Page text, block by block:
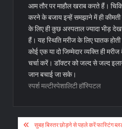
आम तौर पर माहौल खराब करते हैं।
करने के बजाय इन्हें समझाने में ही
के लिए ही कुछ अस्पताल ज्यादा भीड़
हैं। यह स्थिति मरीज के लिए घातक
कोई एक या दो जिम्मेदार व्यक्ति ही
चर्चा करें। डॉक्टर को जल्द से जल्द
जान बचाई जा सके।
स्पर्श मल्टीस्पेशालिटी हॉस्पिटल
सुबह बिस्तर छोड़ने से पहले करें फास्टिंग